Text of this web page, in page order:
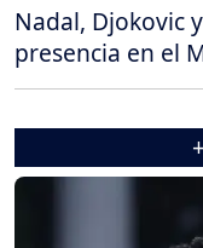
Nadal, Djokovic
presencia en el